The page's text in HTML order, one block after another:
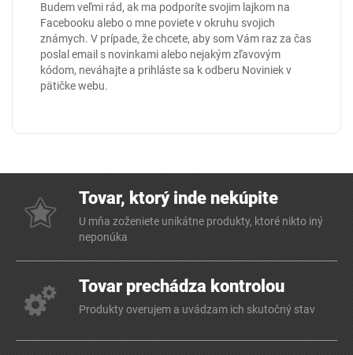
Budem veľmi rád, ak ma podporíte svojim lajkom na
Facebooku alebo o mne poviete v okruhu svojich
známych. V prípade, že chcete, aby som Vám raz za čas
poslal email s novinkami alebo nejakým zľavovým
kódom, neváhajte a prihláste sa k odberu Noviniek v
pätičke webu.
Tovar, ktorý inde nekúpite
U mňa zoženiete unikátne produkty, ktoré nikto iný
neponúka
Tovar prechádza kontrolou
Produkty overujem a uvádzam ich skutočný stav